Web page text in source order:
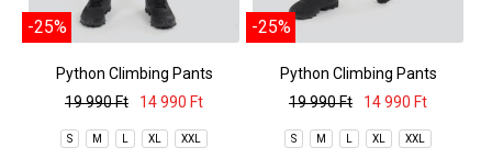
-25%
Python Climbing Pants
19 990 Ft
14 990 Ft
S M L XL XXL
-25%
Python Climbing Pants
19 990 Ft
14 990 Ft
S M L XL XXL